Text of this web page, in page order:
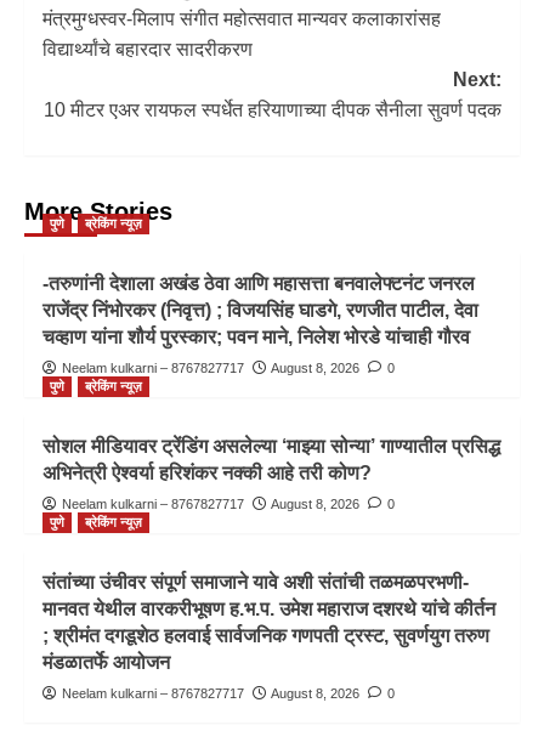
मंत्रमुग्धस्वर-मिलाप संगीत महोत्सवात मान्यवर कलाकारांसह
विद्यार्थ्यांचे बहारदार सादरीकरण
Next:
10 मीटर एअर रायफल स्पर्धेत हरियाणाच्या दीपक सैनीला सुवर्ण पदक
More Stories
पुणे ब्रेकिंग न्यूज़
-तरुणांनी देशाला अखंड ठेवा आणि महासत्ता बनवालेफ्टनंट जनरल
राजेंद्र निंभोरकर (निवृत्त) ; विजयसिंह घाडगे, रणजीत पाटील, देवा
चव्हाण यांना शौर्य पुरस्कार; पवन माने, निलेश भोरडे यांचाही गौरव
Neelam kulkarni – 8767827717 August 8, 2026
0
पुणे
ब्रेकिंग न्यूज़
सोशल मीडियावर ट्रेंडिंग असलेल्या ‘माझ्या सोन्या’ गाण्यातील प्रसिद्ध
अभिनेत्री ऐश्वर्या हरिशंकर नक्की आहे तरी कोण?
Neelam kulkarni – 8767827717 August 8, 2026
0
पुणे
ब्रेकिंग न्यूज़
संतांच्या उंचीवर संपूर्ण समाजाने यावे अशी संतांची तळमळपरभणी-
मानवत येथील वारकरीभूषण ह.भ.प. उमेश महाराज दशरथे यांचे कीर्तन
; श्रीमंत दगडूशेठ हलवाई सार्वजनिक गणपती ट्रस्ट, सुवर्णयुग तरुण
मंडळातर्फे आयोजन
Neelam kulkarni – 8767827717 August 8, 2026 0